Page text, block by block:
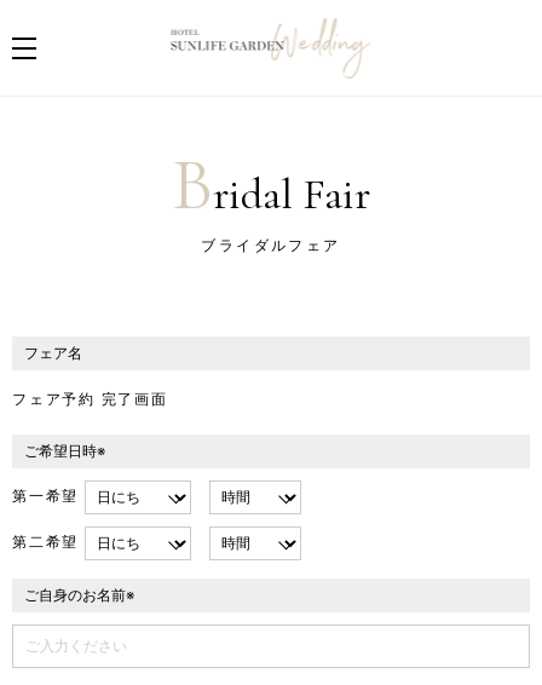
Bridal Fair
ブライダルフェア
フェア名
フェア予約 完了画面
ご希望日時※
第一希望
第二希望
ご自身のお名前※